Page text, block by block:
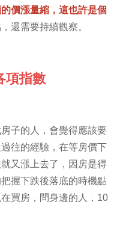
價漲量縮，這也許是個
還需要持續觀察。
項指數
子的人，會覺得應該要
往的經驗，在等房價下
又漲上去了，因房是得
握下跌後落底的時機點
買房，問身邊的人，10